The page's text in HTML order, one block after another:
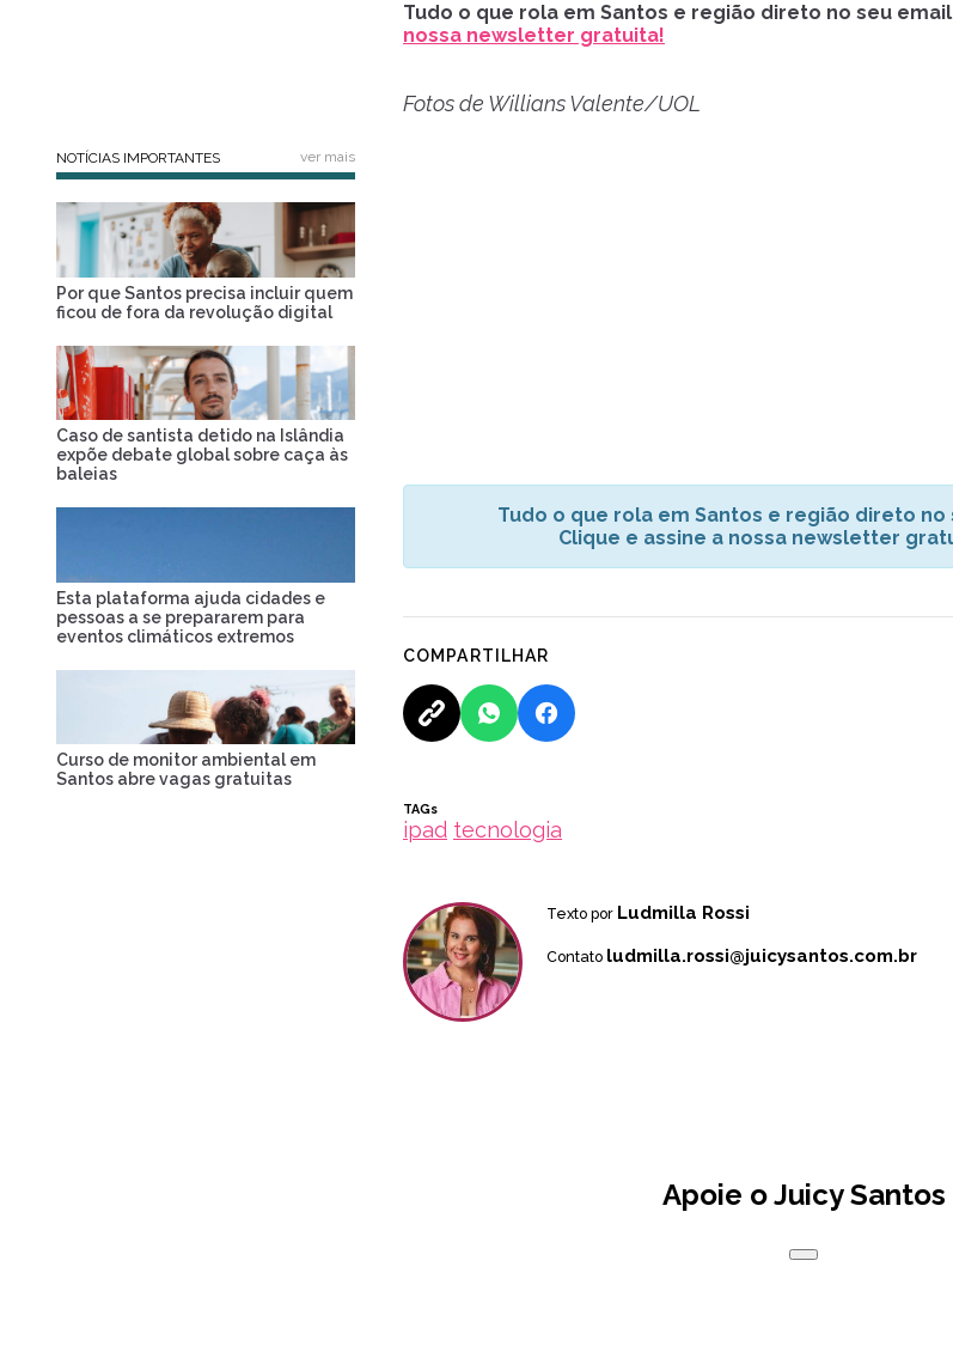
Tudo o que rola em Santos e região direto no seu
nossa newsletter gratuita!
Fotos de Willians Valente/UOL
Tudo o que rola em Santos e região direto no
Clique e assine a nossa newsletter
COMPARTILHAR
TAGs
ipad tecnologia
Texto por Ludmilla Rossi
Contato ludmilla.rossi@juicysantos.com.br
NOTÍCIAS IMPORTANTES ver mais
Por que Santos precisa incluir quem
ficou de fora da revolução digital
Caso de santista detido na Islândia
expõe debate global sobre caça às
baleias
Esta plataforma ajuda cidades e
pessoas a se prepararem para
eventos climáticos extremos
Curso de monitor ambiental em
Santos abre vagas gratuitas
Apoie o Juicy Santos